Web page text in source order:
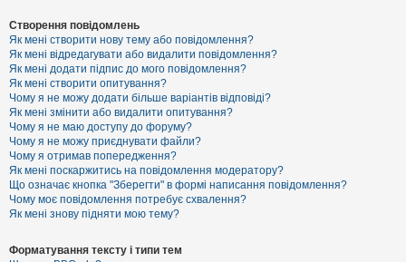
е
й
А
к
т
и
в
н
і
т
е
м
и
П
Створення повідомлень
Як мені створити нову тему або повідомлення?
Як мені відредагувати або видалити повідомлення?
Як мені додати підпис до мого повідомлення?
Як мені створити опитування?
Чому я не можу додати більше варіантів відповіді?
Як мені змінити або видалити опитування?
Чому я не маю доступу до форуму?
Чому я не можу приєднувати файли?
Чому я отримав попередження?
Як мені поскаржитись на повідомлення модератору?
Що означає кнопка "Зберегти" в формі написання повідомлення?
Чому моє повідомлення потребує схвалення?
Як мені знову підняти мою тему?
Форматування тексту і типи тем